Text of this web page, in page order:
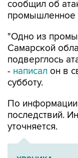
сообщил об
промышленное
"Одно из
Самарской
подверглось
- написал он в
субботу.
По
последствий.
уточняется.